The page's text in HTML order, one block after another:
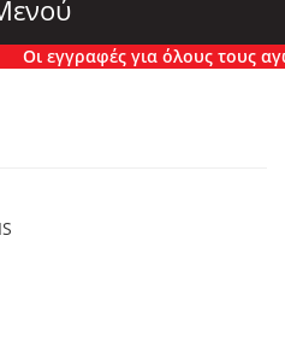
Οι εγγραφές για όλους τους